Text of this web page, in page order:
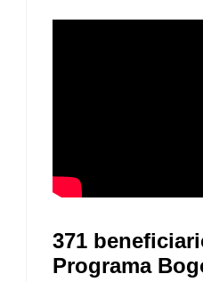
371
Programa